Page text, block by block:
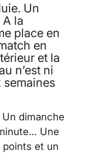
Un
la
place en
en
et la
n’est ni
dimanche
Une
points et un